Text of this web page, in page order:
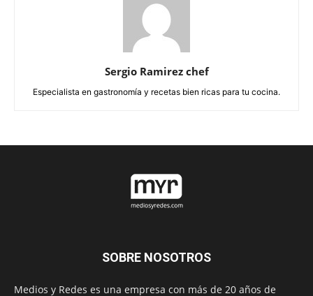
Sergio Ramirez chef
Especialista en gastronomía y recetas bien ricas para tu cocina.
SOBRE NOSOTROS
Medios y Redes es una empresa con más de 20 años de